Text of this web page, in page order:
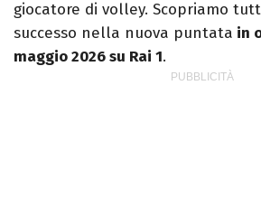
giocatore di volley. Scopriamo
successo nella nuova puntata in
maggio 2026 su Rai 1.